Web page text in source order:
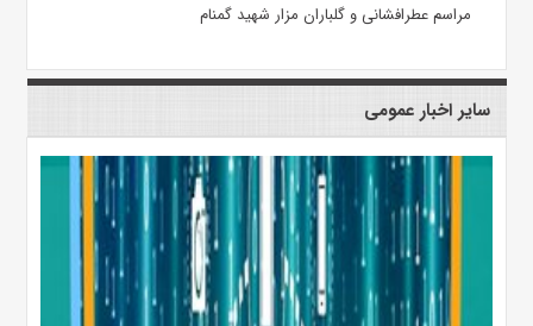
مراسم عطرافشانی و گلباران مزار شهید گمنام
سایر اخبار عمومی